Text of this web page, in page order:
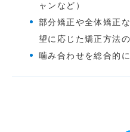
ャンなど）
部分矯正や全体矯正
望に応じた矯正方法
噛み合わせを総合的